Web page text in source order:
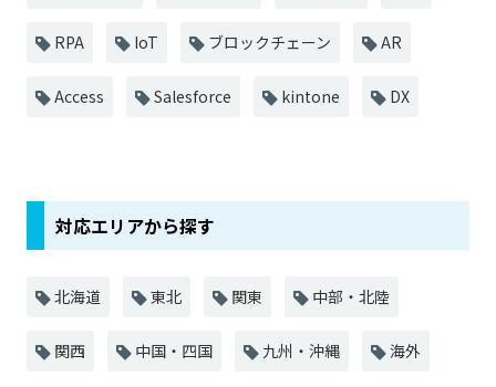
RPA IoT ブロックチェーン AR
Access Salesforce kintone DX
対応エリアから探す
北海道 東北 関東 中部・北陸
関西 中国・四国 九州・沖縄 海外